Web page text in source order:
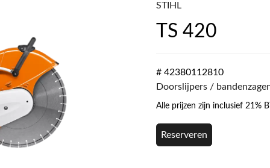
STIHL
TS 420
# 42380112810
Doorslijpers /
Alle prijzen zijn inclusief 21%
Reserveren